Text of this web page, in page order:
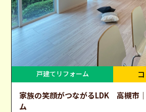
戸建てリフォーム
家族の笑顔がつながるLDK 高槻市
ム